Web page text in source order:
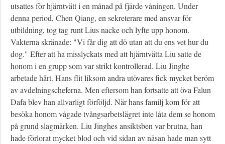
utsattes för hjärntvätt i en månad på fjärde våningen. Under
denna period, Chen Qiang, en sekreterare med ansvar för
utbildning, tog tag runt Lius nacke och lyfte upp honom.
Vakterna skränade: "Vi får dig att dö utan att du ens vet hur du
dog." Efter att ha misslyckats med att hjärntvätta Liu satte de
honom i en grupp som var strikt kontrollerad. Liu Jinghe
arbetade hårt. Hans flit liksom andra utövares fick mycket beröm
av avdelningscheferna. Men eftersom han fortsatte att öva Falun
Dafa blev han allvarligt förföljd. När hans familj kom för att
besöka honom vågade tvångsarbetslägret inte låta dem se honom
på grund slagmärken. Liu Jinghes ansiktsben var brutna, han
hade förlorat mycket blod och vid sidan av näsan hade man sytt